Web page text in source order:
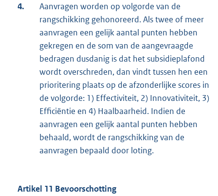
4.
Aanvragen worden op volgorde van de
rangschikking gehonoreerd. Als twee of meer
aanvragen een gelijk aantal punten hebben
gekregen en de som van de aangevraagde
bedragen dusdanig is dat het subsidieplafond
wordt overschreden, dan vindt tussen hen een
prioritering plaats op de afzonderlijke scores in
de volgorde: 1) Effectiviteit, 2) Innovativiteit, 3)
Efficiëntie en 4) Haalbaarheid. Indien de
aanvragen een gelijk aantal punten hebben
behaald, wordt de rangschikking van de
aanvragen bepaald door loting.
Artikel 11 Bevoorschotting